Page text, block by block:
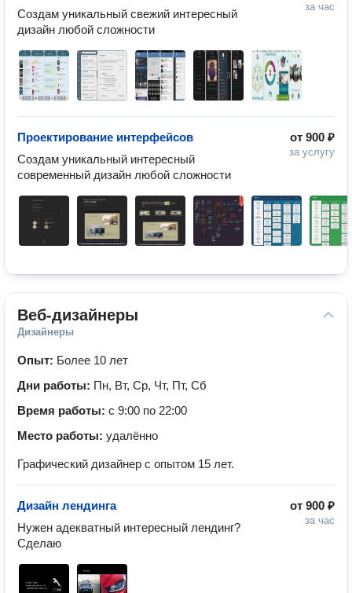
за час
Создам уникальный свежий интересный
дизайн любой сложности
от 900 ₽
за услугу
Проектирование интерфейсов
Создам уникальный интересный
современный дизайн любой сложности
Веб-дизайнеры
Дизайнеры
Опыт: Более 10 лет
Дни работы: Пн, Вт, Ср, Чт, Пт, Сб
Время работы: с 9:00 по 22:00
Место работы: удалённо
Графический дизайнер с опытом 15 лет.
от 900 ₽
за час
Дизайн лендинга
Нужен адекватный интересный лендинг?
Сделаю